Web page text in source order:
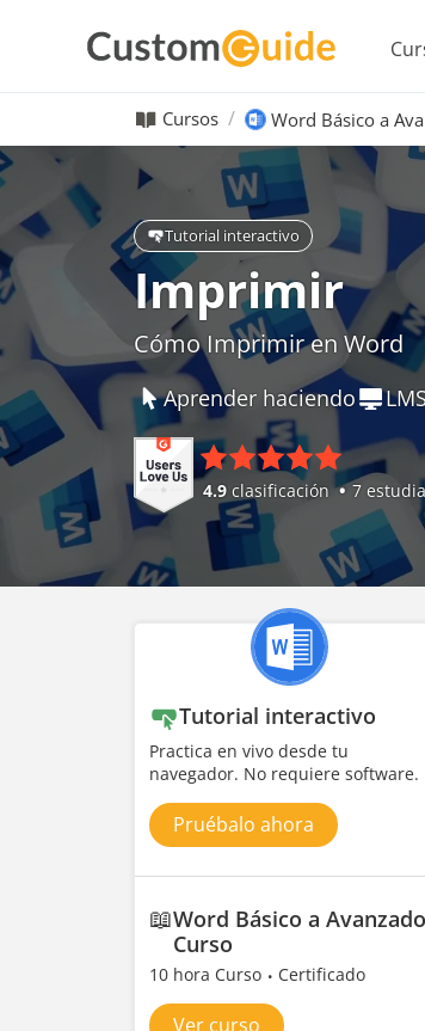
Cursos Word Básico a
Tutorial interactivo
Imprimir
Cómo Imprimir en Word
Aprender haciendo
4.9 clasificación 7
Tutorial interactivo
Practica en vivo desde tu
navegador. No requiere software.
Pruébalo ahora
📖Word Básico a Avanzado
Curso
10 hora Curso Certificado
Ver curso